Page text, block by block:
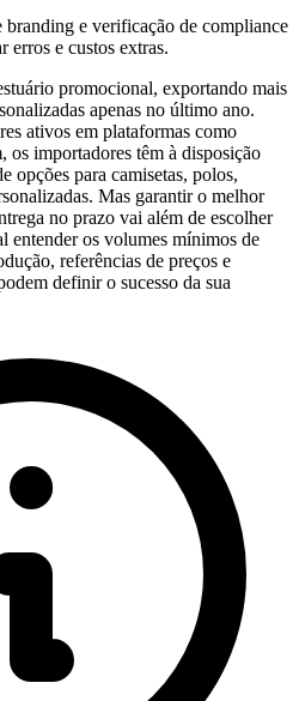
branding e verificação de compliance
erros e custos extras.
promocional, exportando mais
apenas no último ano.
ativos em plataformas como
importadores têm à disposição
opções para camisetas, polos,
Mas garantir o melhor
no prazo vai além de escolher
os volumes mínimos de
referências de preços e
definir o sucesso da sua